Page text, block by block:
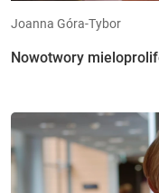
Joanna Góra-Tybor
Nowotwory